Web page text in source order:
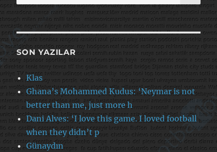
SON YAZILAR
Klas
Ghana’s Mohammed Kudus: ‘Neymar is not
better than me, just more h
Dani Alves: ‘I love this game. I loved football
when they didn’t p
Günaydın